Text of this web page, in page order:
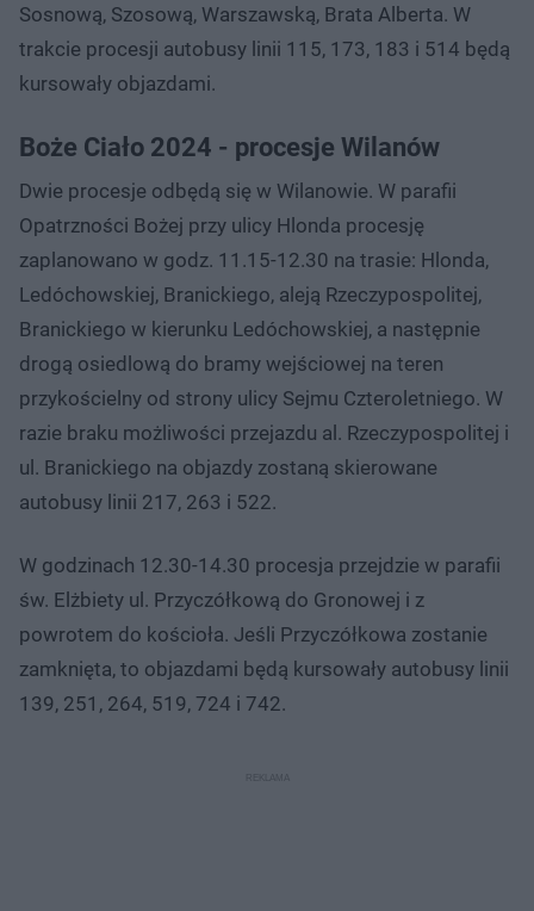
Sosnową, Szosową, Warszawską, Brata Alberta. W
trakcie procesji autobusy linii 115, 173, 183 i 514 będą
kursowały objazdami.
Boże Ciało 2024 - procesje Wilanów
Dwie procesje odbędą się w Wilanowie. W parafii
Opatrzności Bożej przy ulicy Hlonda procesję
zaplanowano w godz. 11.15-12.30 na trasie: Hlonda,
Ledóchowskiej, Branickiego, aleją Rzeczypospolitej,
Branickiego w kierunku Ledóchowskiej, a następnie
drogą osiedlową do bramy wejściowej na teren
przykościelny od strony ulicy Sejmu Czteroletniego. W
razie braku możliwości przejazdu al. Rzeczypospolitej i
ul. Branickiego na objazdy zostaną skierowane
autobusy linii 217, 263 i 522.
W godzinach 12.30-14.30 procesja przejdzie w parafii
św. Elżbiety ul. Przyczółkową do Gronowej i z
powrotem do kościoła. Jeśli Przyczółkowa zostanie
zamknięta, to objazdami będą kursowały autobusy linii
139, 251, 264, 519, 724 i 742.